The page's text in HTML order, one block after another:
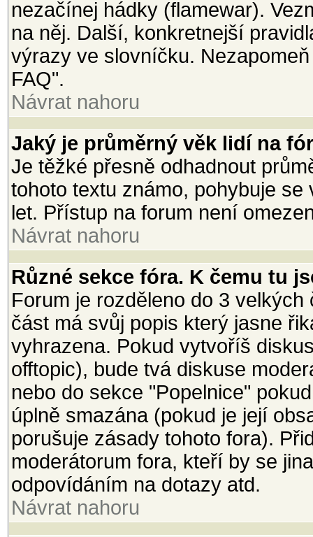
nezačínej hádky (flamewar).
na něj. Další, konkretnejší
výrazy ve slovníčku.
FAQ".
Návrat nahoru
Jaký je průměrný věk lidí na
Je těžké přesně odhadnout
tohoto textu známo, pohybuje
let. Přístup na forum není
Návrat nahoru
Různé sekce fóra. K čemu tu
Forum je rozděleno do 3
část má svůj popis který jasne
vyhrazena. Pokud vytvoříš
offtopic), bude tvá diskuse
nebo do sekce "Popelnice"
úplně smazána (pokud je její
porušuje zásady tohoto fora).
moderátorum fora, kteří by se
odpovídáním na dotazy atd.
Návrat nahoru